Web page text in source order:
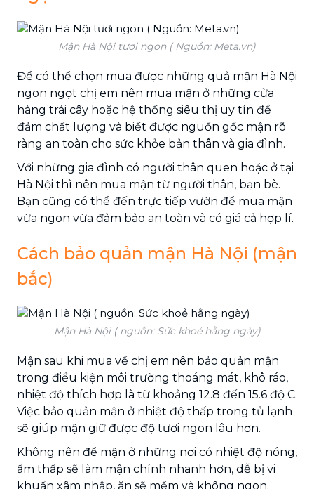
Mận Hà Nội tươi ngon ( Nguồn: Meta.vn)
Để có thể chọn mua được những quả mận Hà Nội
ngon ngọt chị em nên mua mận ở những cửa
hàng trái cây hoặc hệ thống siêu thị uy tín để
đảm chất lượng và biết được nguồn gốc mận rõ
ràng an toàn cho sức khỏe bản thân và gia đình.
Với những gia đình có người thân quen hoặc ở tại
Hà Nội thì nên mua mận từ người thân, bạn bè.
Bạn cũng có thể đến trực tiếp vườn để mua mận
vừa ngon vừa đảm bảo an toàn và có giá cả hợp lí.
Cách bảo quản mận Hà Nội (mận
bắc)
Mận Hà Nội ( nguồn: Sức khoẻ hằng ngày)
Mận sau khi mua về chị em nên bảo quản mận
trong điều kiện môi trường thoáng mát, khô ráo,
nhiệt độ thích hợp là từ khoảng 12.8 đến 15.6 độ C.
Việc bảo quản mận ở nhiệt độ thấp trong tủ lạnh
sẽ giúp mận giữ được độ tươi ngon lâu hơn.
Không nên để mận ở những nơi có nhiệt độ nóng,
ẩm thấp sẽ làm mận chính nhanh hơn, dễ bị vi
khuẩn xâm nhập, ăn sẽ mềm và không ngon.